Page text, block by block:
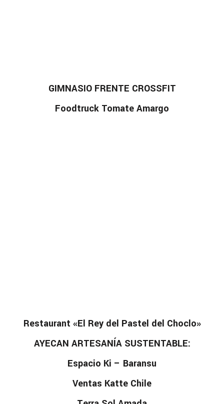
GIMNASIO FRENTE CROSSFIT
Foodtruck Tomate Amargo
Restaurant «El Rey del Pastel del Choclo»
AYECAN ARTESANÍA SUSTENTABLE:
Espacio Ki – Baransu
Ventas Katte Chile